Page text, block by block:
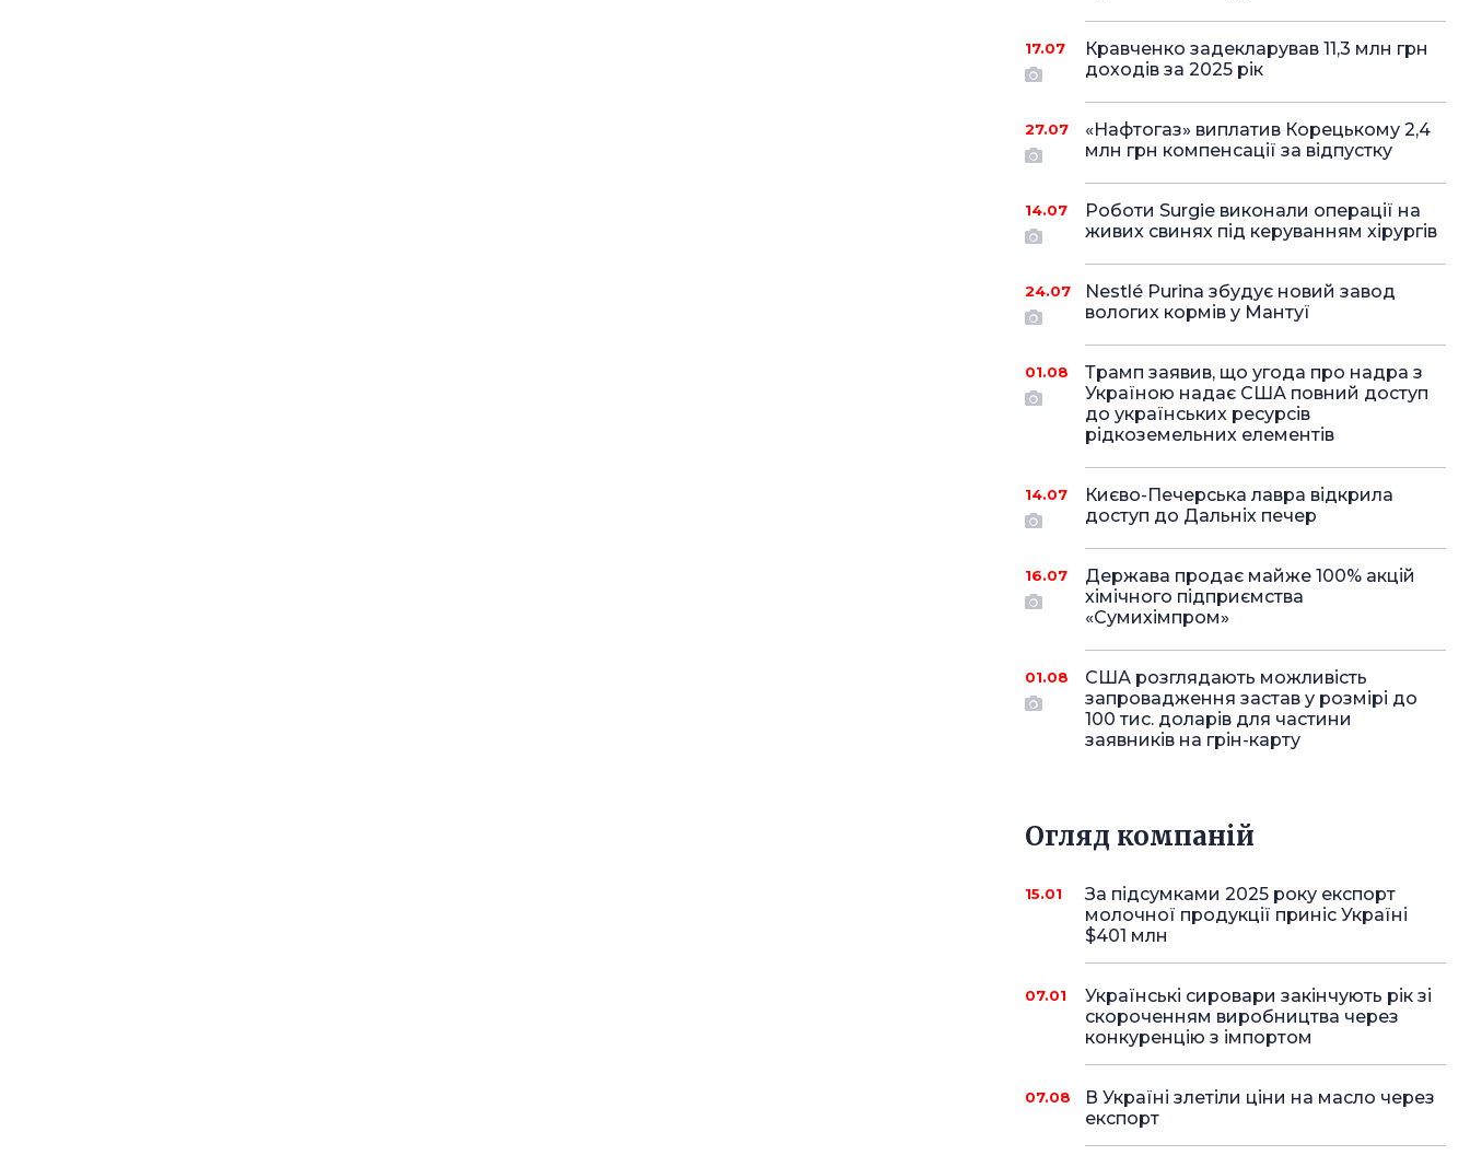
17.07
Кравченко задекларував 11,3 млн грн
доходів за 2025 рік
27.07
«Нафтогаз» виплатив Корецькому 2,4
млн грн компенсації за відпустку
14.07
Роботи Surgie виконали операції на
живих свинях під керуванням хірургів
24.07
Nestlé Purina збудує новий завод
вологих кормів у Мантуї
01.08
Трамп заявив, що угода про надра з
Україною надає США повний доступ
до українських ресурсів
рідкоземельних елементів
14.07
Києво-Печерська лавра відкрила
доступ до Дальніх печер
16.07
Держава продає майже 100% акцій
хімічного підприємства
«Сумихімпром»
01.08
США розглядають можливість
запровадження застав у розмірі до
100 тис. доларів для частини
заявників на грін-карту
Огляд компаній
15.01
За підсумками 2025 року експорт
молочної продукції приніс Україні
$401 млн
07.01
Українські сировари закінчують рік зі
скороченням виробництва через
конкуренцію з імпортом
07.08
В Україні злетіли ціни на масло через
експорт